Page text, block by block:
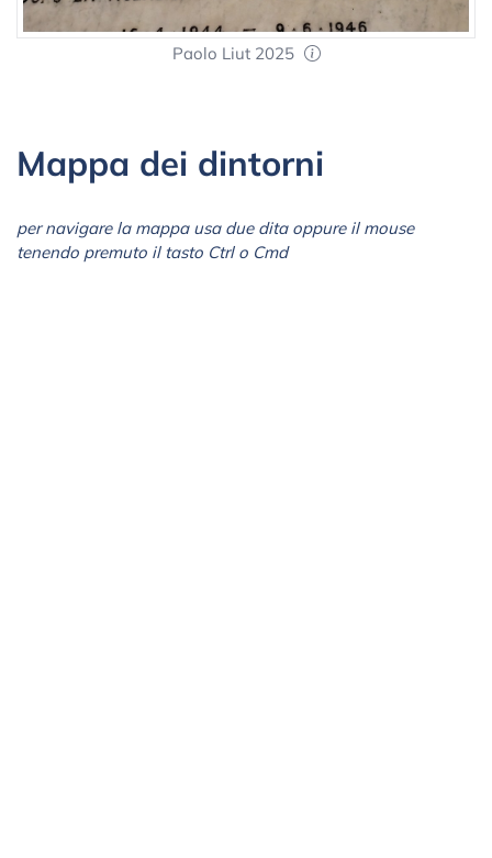
Paolo Liut 2025
Mappa dei dintorni
per navigare la mappa usa due dita oppure il mouse
tenendo premuto il tasto Ctrl o Cmd